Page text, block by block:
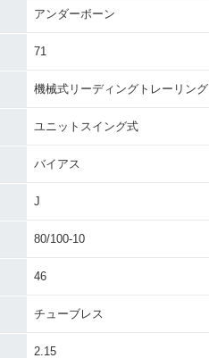
アンダーボーン
71
機械式リーディングトレーリング
ユニットスイング式
バイアス
J
80/100-10
46
チューブレス
2.15